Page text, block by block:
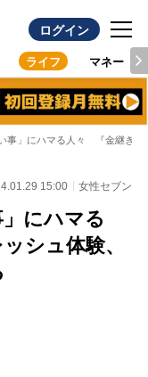
ログイン
ライフ マネー
事」にハマる人々 『金継ぎ
15:00 女性セブン
」にハマる
シュ体験、